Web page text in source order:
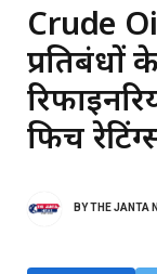
Crude
प्रतिबंधों
फिच
BYTHE JANTA